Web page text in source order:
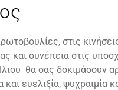
στις
και συνέπεια στις
θα σας δοκιμάσουν
και ευελιξία,